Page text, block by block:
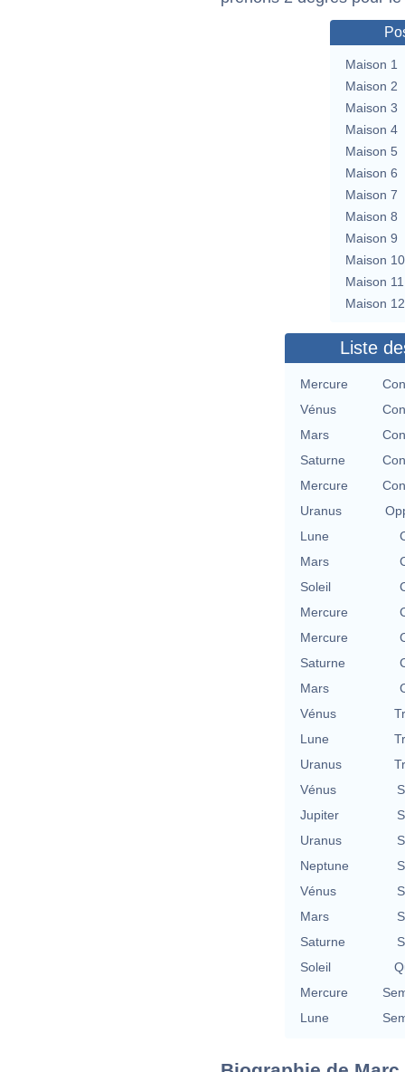
Maison 1
Maison 2
Maison 3
Maison 4
Maison 5
Maison 6
Maison 7
Maison 8
Maison 9
Maison 10
Maison 11
Maison 12
Liste
Mercure
Vénus
Mars
Saturne
Mercure
Uranus
Lune
Mars
Soleil
Mercure
Mercure
Saturne
Mars
Vénus
Lune
Uranus
Vénus
Jupiter
Uranus
Neptune
Vénus
Mars
Saturne
Soleil
Mercure
Lune